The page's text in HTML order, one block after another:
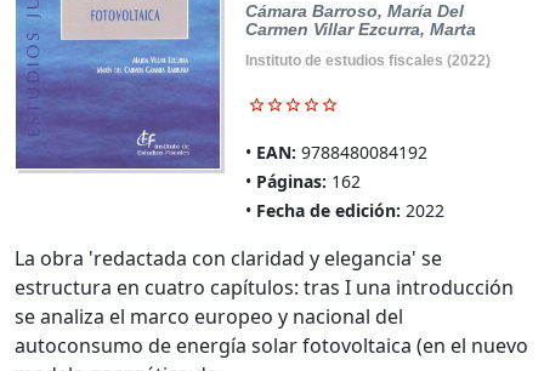
Cámara Barroso, María Del
Carmen Villar Ezcurra, Marta
Instituto de estudios fiscales (2022)
EAN: 9788480084192
Páginas: 162
Fecha de edición: 2022
La obra 'redactada con claridad y elegancia' se
estructura en cuatro capítulos: tras I una introducción
se analiza el marco europeo y nacional del
autoconsumo de energía solar fotovoltaica (en el nuevo